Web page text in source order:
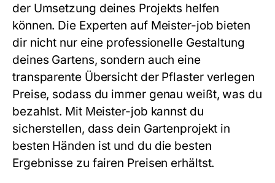
der Umsetzung deines Projekts helfen
können. Die Experten auf Meister-job bieten
dir nicht nur eine professionelle Gestaltung
deines Gartens, sondern auch eine
transparente Übersicht der Pflaster verlegen
Preise, sodass du immer genau weißt, was du
bezahlst. Mit Meister-job kannst du
sicherstellen, dass dein Gartenprojekt in
besten Händen ist und du die besten
Ergebnisse zu fairen Preisen erhältst.